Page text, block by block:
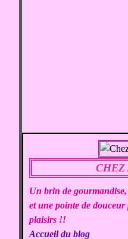
CHEZ
Un brin de
et une pointe de
plaisirs !!
Accueil du blog